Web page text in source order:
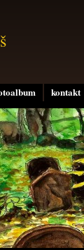
kontakt